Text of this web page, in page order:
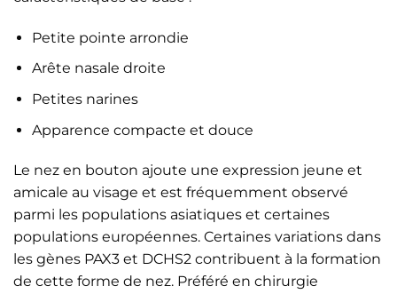
Petite pointe arrondie
Arête nasale droite
Petites narines
Apparence compacte et douce
Le nez en bouton ajoute une expression jeune et
amicale au visage et est fréquemment observé
parmi les populations asiatiques et certaines
populations européennes. Certaines variations dans
les gènes PAX3 et DCHS2 contribuent à la formation
de cette forme de nez. Préféré en chirurgie